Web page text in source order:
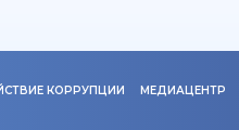
КОРРУПЦИИ МЕДИАЦЕНТР